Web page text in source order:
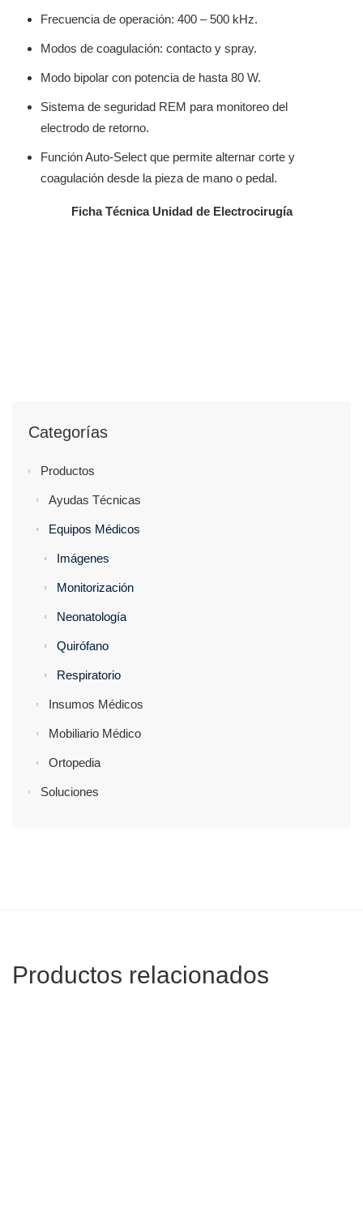
Categorías
Productos
Ayudas Técnicas
Equipos Médicos
Imágenes
Monitorización
Neonatología
Quirófano
Respiratorio
Insumos Médicos
Mobiliario Médico
Ortopedia
Soluciones
Frecuencia de operación: 400 – 500 kHz.
Modos de coagulación: contacto y spray.
Modo bipolar con potencia de hasta 80 W.
Sistema de seguridad REM para monitoreo del
electrodo de retorno.
Función Auto-Select que permite alternar corte y
coagulación desde la pieza de mano o pedal.
Ficha Técnica Unidad de Electrocirugía
Productos relacionados